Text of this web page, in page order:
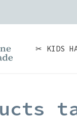
✂ KIDS